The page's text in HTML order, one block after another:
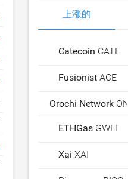
上涨的
Catecoin CATE
FusionistACE
Orochi Network ON
ETHGas GWEI
XaiXAI